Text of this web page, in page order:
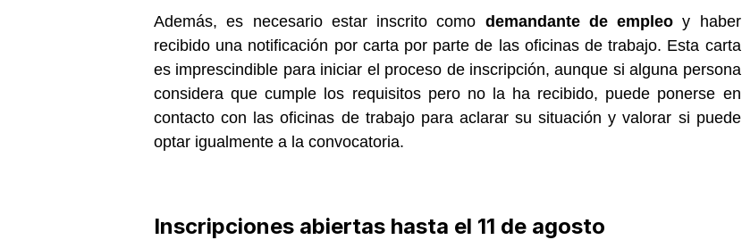
Además, es necesario estar inscrito como demandante de empleo y haber
recibido una notificación por carta por parte de las oficinas de trabajo. Esta carta
es imprescindible para iniciar el proceso de inscripción, aunque si alguna persona
considera que cumple los requisitos pero no la ha recibido, puede ponerse en
contacto con las oficinas de trabajo para aclarar su situación y valorar si puede
optar igualmente a la convocatoria.
Inscripciones abiertas hasta el 11 de agosto